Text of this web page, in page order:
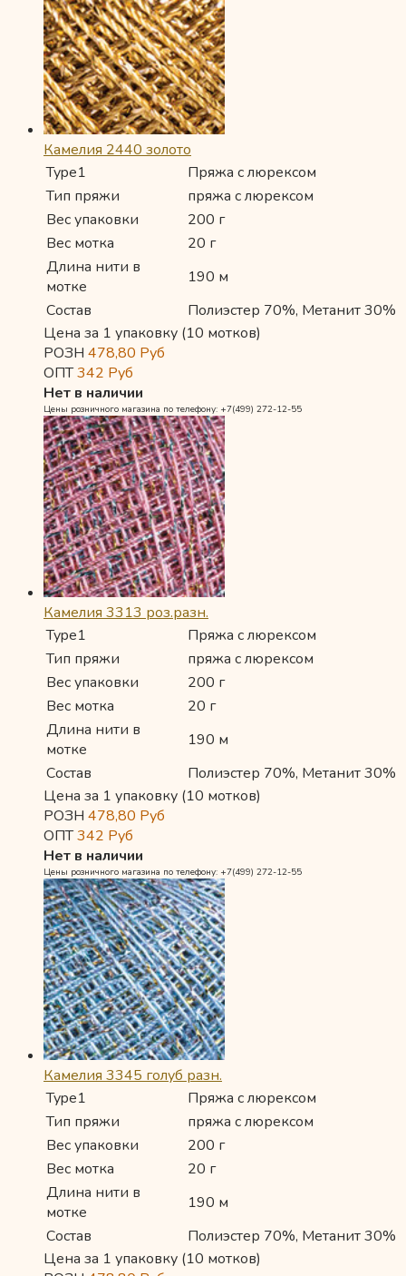
Камелия 2440 золото
Type1
Пряжа с люрексом
Тип пряжи
пряжа с люрексом
Вес упаковки
200 г
Вес мотка
20 г
Длина нити в
мотке
190 м
Состав
Полиэстер 70%, Метанит 30%
Цена за 1 упаковку (10 мотков)
РОЗН 478,80 Руб
ОПТ342 Руб
Нет в наличии
Цены розничного магазина по телефону: +7(499) 272-12-55
Камелия 3313 роз.разн.
Type1
Пряжа с люрексом
Тип пряжи
пряжа с люрексом
Вес упаковки
200 г
Вес мотка
20 г
Длина нити в
мотке
190 м
Состав
Полиэстер 70%, Метанит 30%
Цена за 1 упаковку (10 мотков)
РОЗН 478,80 Руб
ОПТ342 Руб
Нет в наличии
Цены розничного магазина по телефону: +7(499) 272-12-55
Камелия 3345 голуб разн.
Type1
Пряжа с люрексом
Тип пряжи
пряжа с люрексом
Вес упаковки
200 г
Вес мотка
20 г
Длина нити в
мотке
190 м
Состав
Полиэстер 70%, Метанит 30%
Цена за 1 упаковку (10 мотков)